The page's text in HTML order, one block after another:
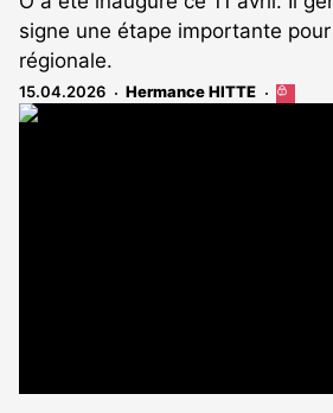
signe une étape importante pour
régionale.
15.04.2026 Hermance HITTE
Cet